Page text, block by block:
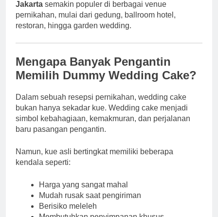
Jakarta semakin populer di berbagai venue
pernikahan, mulai dari gedung, ballroom hotel,
restoran, hingga garden wedding.
Mengapa Banyak Pengantin
Memilih Dummy Wedding Cake?
Dalam sebuah resepsi pernikahan, wedding cake
bukan hanya sekadar kue. Wedding cake menjadi
simbol kebahagiaan, kemakmuran, dan perjalanan
baru pasangan pengantin.
Namun, kue asli bertingkat memiliki beberapa
kendala seperti:
Harga yang sangat mahal
Mudah rusak saat pengiriman
Berisiko meleleh